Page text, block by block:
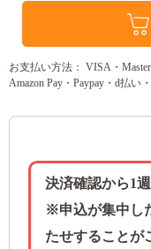
お支払い方法： VISA・
Amazon Pay・Paypay・d払い
決済確認から1
※申込が集中し
たせすることが